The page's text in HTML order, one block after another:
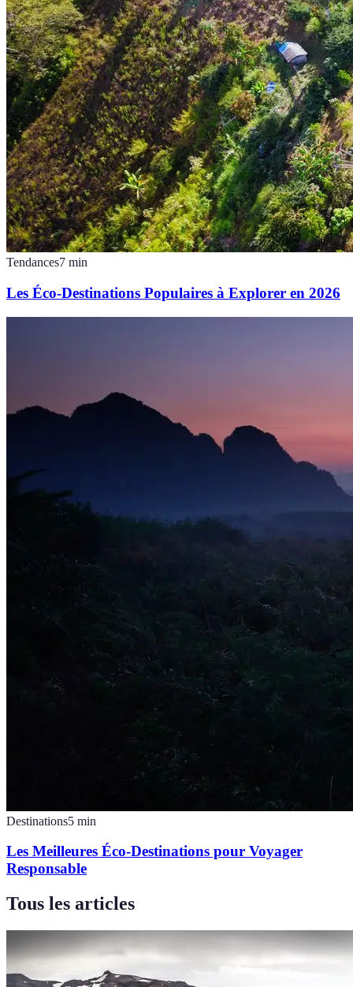
Tendances7 min
Les Éco-Destinations Populaires à Explorer en 2026
Destinations5 min
Les Meilleures Éco-Destinations pour Voyager
Responsable
Tous les articles